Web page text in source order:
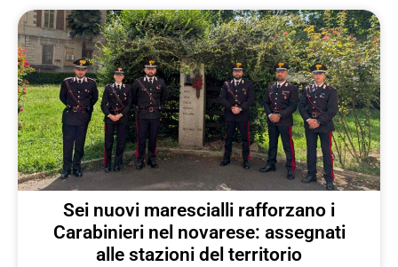
Sei nuovi marescialli rafforzano i
Carabinieri nel novarese: assegnati
alle stazioni del territorio